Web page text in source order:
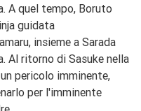
A quel tempo, Boruto
guidata
insieme a Sarada
Al ritorno di Sasuke nella
pericolo imminente,
per l'imminente